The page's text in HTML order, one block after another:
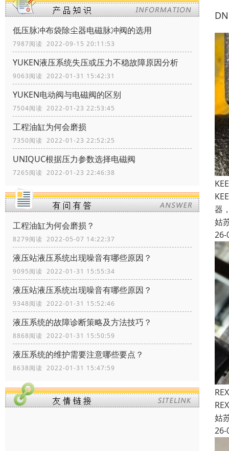
低压脉冲布袋除尘器电磁脉冲阀的选用
7987阅读 2022-09-15 20:11:53
YUKEN液压系统失压或压力不稳故障原因分析
9063阅读 2022-01-31 15:42:31
YUKEN电动阀与电磁阀的区别
7504阅读 2022-01-23 22:53:45
工程油缸为何会磨损
7350阅读 2022-01-23 22:52:25
UNIQUC根据压力参数选择电磁阀
7265阅读 2022-01-23 22:46:38
工程油缸为何会磨损？
8279阅读 2022-05-07 14:22:37
液压站液压系统出现噪音有哪些原因？
9095阅读 2022-01-31 15:55:34
液压站液压系统出现噪音有哪些原因？
9348阅读 2022-01-31 15:52:46
液压系统的故障诊断策略及方法技巧？
8868阅读 2022-01-31 15:50:59
液压系统的维护需要注意哪些要点？
8638阅读 2022-01-31 15:47:59
器
姑
26-
姑
26-